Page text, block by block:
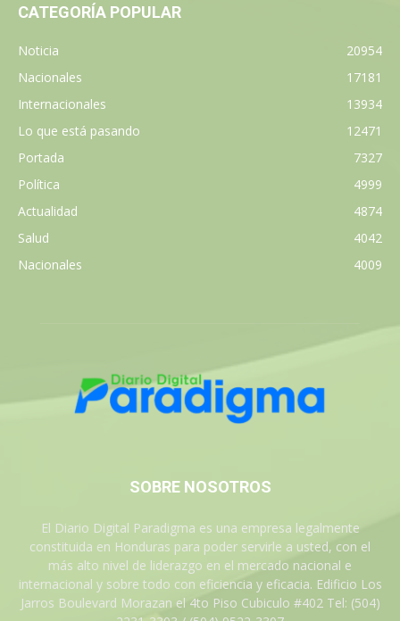
CATEGORÍA POPULAR
Noticia
20954
Nacionales
17181
Internacionales
13934
Lo que está pasando
12471
Portada
7327
Política
4999
Actualidad
4874
Salud
4042
Nacionales
4009
SOBRE NOSOTROS
El Diario Digital Paradigma es una empresa legalmente
constituida en Honduras para poder servirle a usted, con el
más alto nivel de liderazgo en el mercado nacional e
internacional y sobre todo con eficiencia y eficacia. Edificio Los
Jarros Boulevard Morazan el 4to Piso Cubiculo #402 Tel: (504)